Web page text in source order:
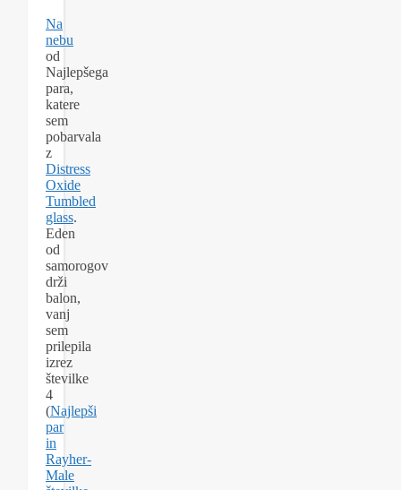
Na
nebu
od
Najlepšega
para,
katere
sem
pobarvala
z
Distress
Oxide
Tumbled
glass.
Eden
od
samorogov
drži
balon,
vanj
sem
prilepila
izrez
številke
4
(Najlepši
par
in
Rayher-
Male